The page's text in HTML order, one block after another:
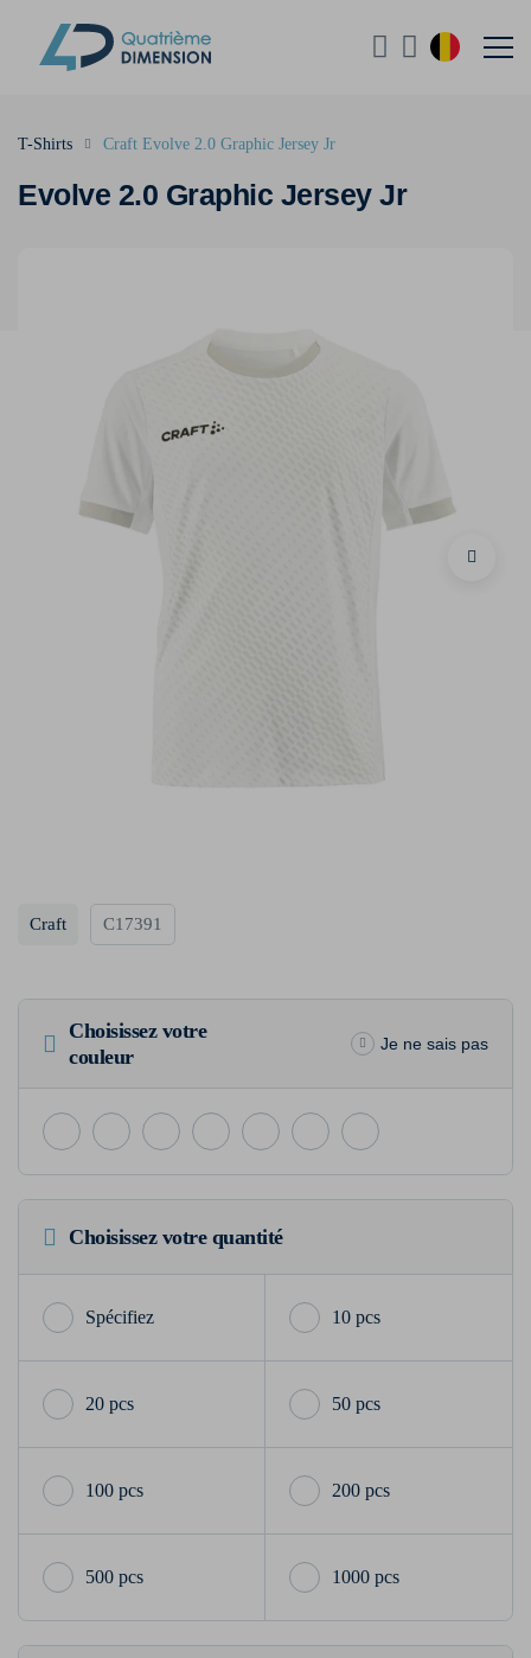
Evolve 2.0 Graphic Jersey Jr
T-Shirts Craft Evolve 2.0 Graphic Jersey Jr
Craft C17391
Choisissez votre
couleur
Je ne sais pas
Choisissez votre quantité
10 pcs
20 pcs 50 pcs
100 pcs 200 pcs
500 pcs 1000 pcs